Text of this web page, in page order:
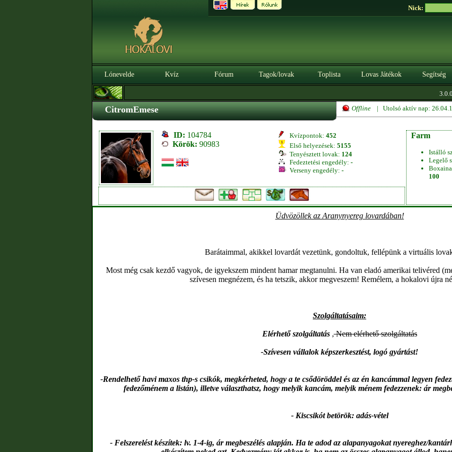
Nick:
Lónevelde Kvíz Fórum Tagok/lovak Toplista Lovas Játékok Segítség
CitromEmese Offline | Utolsó aktív nap:
ID: 104784
Körök: 90983
Kvízpontok: 452
Első helyezések: 5155
Tenyésztett lovak: 124
Fedeztetési engedély: -
Verseny engedély: -
Farm
Istálló
Legelő
100